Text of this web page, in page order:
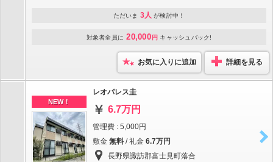
ただいま 3人 が検討中！
対象者全員に 20,000 円 キャッシュバック!
お気に入りに追加 詳細を見る
NEW！
レオパレス圭
6.7万円
管理費 : 5,000円
敷金 無料 / 礼金 6.7万円
長野県諏訪郡富士見町落合